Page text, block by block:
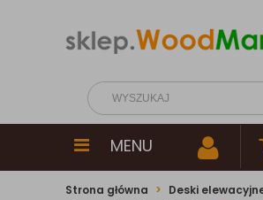
MENU
Strona główna Deski